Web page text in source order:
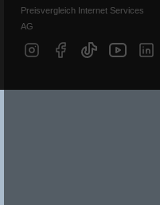
Preisvergleich Internet Services
AG